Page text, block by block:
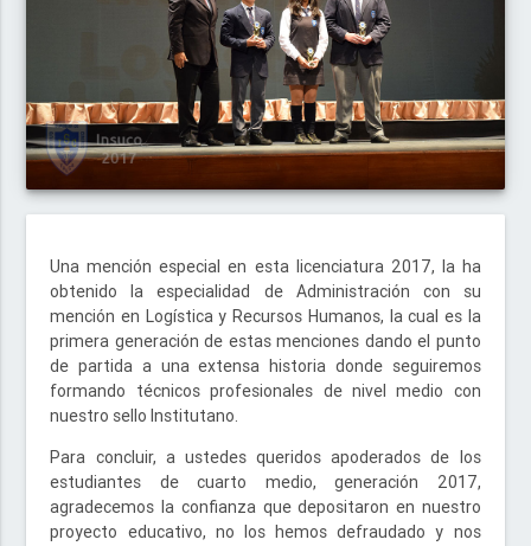
Una mención especial en esta licenciatura 2017, la ha
obtenido la especialidad de Administración con su
mención en Logística y Recursos Humanos, la cual es la
primera generación de estas menciones dando el punto
de partida a una extensa historia donde seguiremos
formando técnicos profesionales de nivel medio con
nuestro sello Institutano.
Para concluir, a ustedes queridos apoderados de los
estudiantes de cuarto medio, generación 2017,
agradecemos la confianza que depositaron en nuestro
proyecto educativo, no los hemos defraudado y nos